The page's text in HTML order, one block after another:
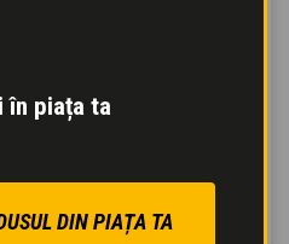
în piața ta
DIN PIAȚA TA